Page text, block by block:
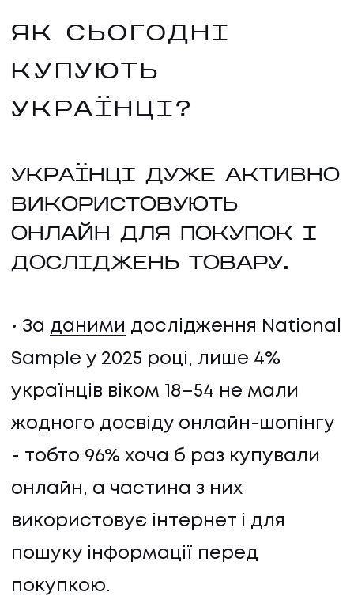
ЯК СЬОГОДНІ
КУПУЮТЬ
УКРАЇНЦІ?
УКРАЇНЦІ ДУЖЕ АКТИВНО
ВИКОРИСТОВУЮТЬ
ОНЛАЙН ДЛЯ ПОКУПОК І
ДОСЛІДЖЕНЬ ТОВАРУ.
За даними дослідження National
Sample у 2025 році, лише 4%
українців віком 18–54 не мали
жодного досвіду онлайн-шопінгу
- тобто 96% хоча б раз купували
онлайн, а частина з них
використовує інтернет і для
пошуку інформації перед
покупкою.